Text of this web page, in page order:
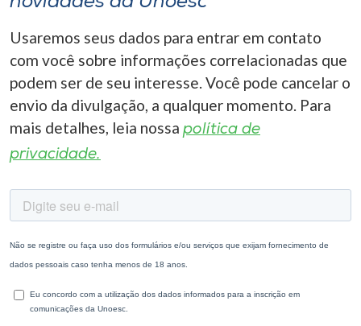
Usaremos seus dados para entrar em contato
com você sobre informações correlacionadas que
podem ser de seu interesse. Você pode cancelar o
envio da divulgação, a qualquer momento. Para
mais detalhes, leia nossa política de
privacidade.